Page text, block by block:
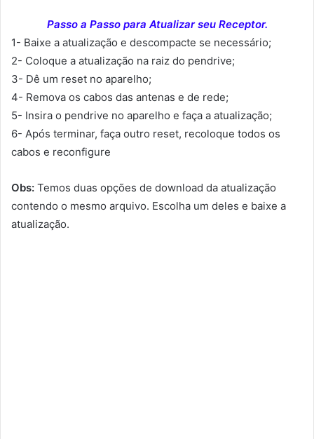
Passo a Passo para Atualizar seu Receptor.
1- Baixe a atualização e descompacte se necessário;
2- Coloque a atualização na raiz do pendrive;
3- Dê um reset no aparelho;
4- Remova os cabos das antenas e de rede;
5- Insira o pendrive no aparelho e faça a atualização;
6- Após terminar, faça outro reset, recoloque todos os
cabos e reconfigure
Obs: Temos duas opções de download da atualização
contendo o mesmo arquivo. Escolha um deles e baixe a
atualização.